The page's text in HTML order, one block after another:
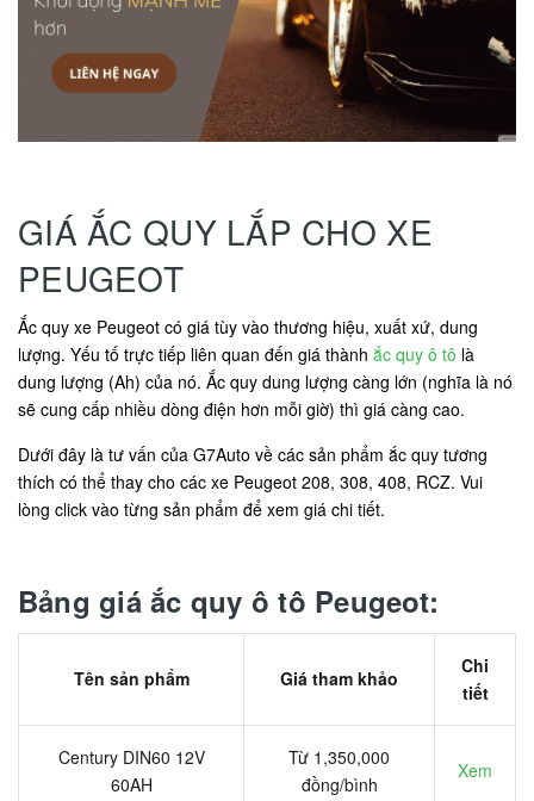
GIÁ ẮC QUY LẮP CHO XE
PEUGEOT
Ắc quy xe Peugeot có giá tùy vào thương hiệu, xuất xứ, dung
lượng. Yếu tố trực tiếp liên quan đến giá thành ắc quy ô tô là
dung lượng (Ah) của nó. Ắc quy dung lượng càng lớn (nghĩa là nó
sẽ cung cấp nhiều dòng điện hơn mỗi giờ) thì giá càng cao.
Dưới đây là tư vấn của G7Auto về các sản phẩm ắc quy tương
thích có thể thay cho các xe Peugeot 208, 308, 408, RCZ. Vui
lòng click vào từng sản phẩm để xem giá chi tiết.
Bảng giá ắc quy ô tô Peugeot:
Tên sản phẩm Giá tham khảo
Chi
tiết
Century DIN60 12V
60AH
Từ 1,350,000
đồng/bình
Xem